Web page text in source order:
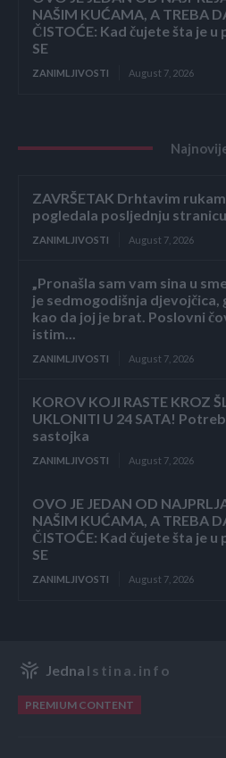
NAŠIM KUĆAMA, A TREBA
ČISTOĆE: Kad čujete šta je u
SE
ZANIMLJIVOSTI August 7, 2026
ZAVRŠETAK Drhtavim
pogledala posljednju stranicu.
ZANIMLJIVOSTI August 7, 2026
„Pronašla sam vam sina u
je sedmogodišnja
kao da joj je brat. Poslovni
istim...
ZANIMLJIVOSTI August 7, 2026
KOROV KOJI RASTE KROZ
UKLONITI U 24 SATA!
sastojka
ZANIMLJIVOSTI August 7, 2026
OVO JE JEDAN OD
NAŠIM KUĆAMA, A TREBA
ČISTOĆE: Kad čujete šta je u
SE
ZANIMLJIVOSTI August 7, 2026
Jedna Istina.info
PREMIUM CONTENT